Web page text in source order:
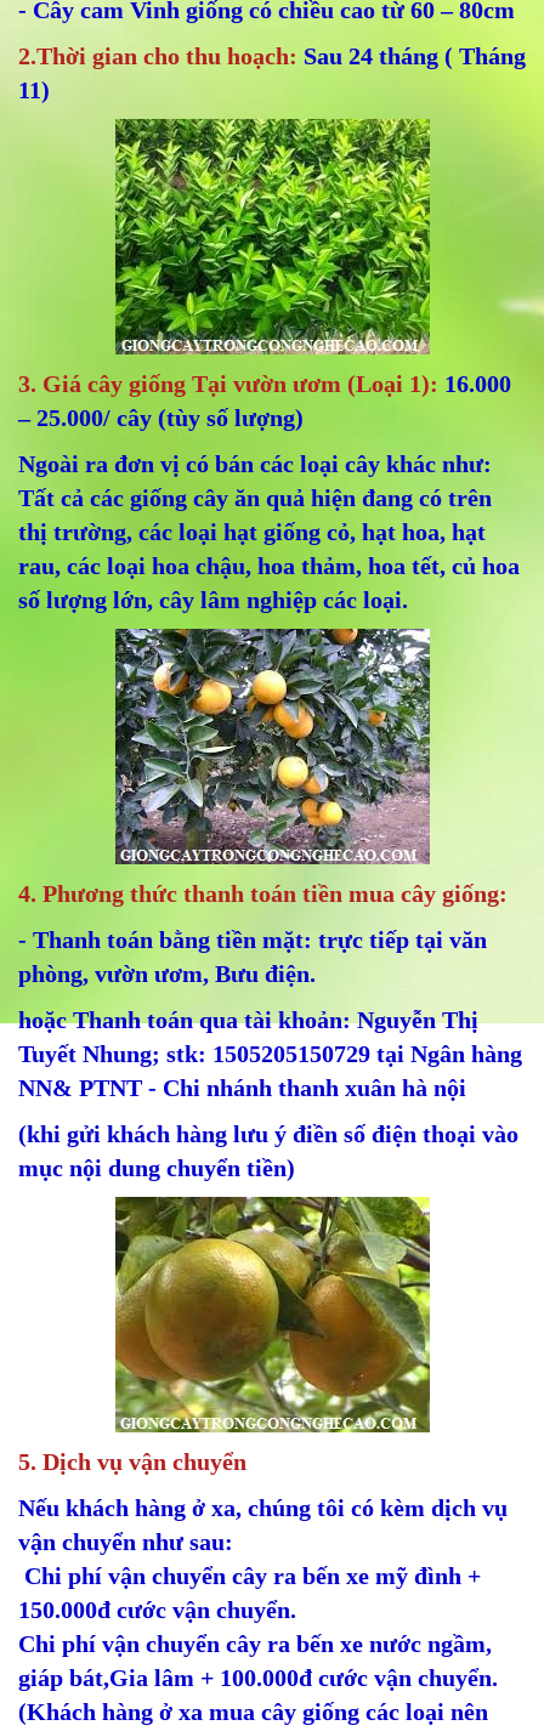
- Cây cam Vinh giống có chiều cao từ 60 – 80cm
2.Thời gian cho thu hoạch: Sau 24 tháng ( Tháng
11)
3. Giá cây giống Tại vườn ươm (Loại 1): 16.000
– 25.000/ cây (tùy số lượng)
Ngoài ra đơn vị có bán các loại cây khác như:
Tất cả các giống cây ăn quả hiện đang có trên
thị trường, các loại hạt giống cỏ, hạt hoa, hạt
rau, các loại hoa chậu, hoa thảm, hoa tết, củ hoa
số lượng lớn, cây lâm nghiệp các loại.
4. Phương thức thanh toán tiền mua cây giống:
- Thanh toán bằng tiền mặt: trực tiếp tại văn
phòng, vườn ươm, Bưu điện.
hoặc Thanh toán qua tài khoản: Nguyễn Thị
Tuyết Nhung; stk: 1505205150729 tại Ngân hàng
NN& PTNT - Chi nhánh thanh xuân hà nội
(khi gửi khách hàng lưu ý điền số điện thoại vào
mục nội dung chuyển tiền)
5. Dịch vụ vận chuyển
Nếu khách hàng ở xa, chúng tôi có kèm dịch vụ
vận chuyển như sau:
Chi phí vận chuyển cây ra bến xe mỹ đình +
150.000đ cước vận chuyển.
Chi phí vận chuyển cây ra bến xe nước ngầm,
giáp bát,Gia lâm + 100.000đ cước vận chuyển.
(Khách hàng ở xa mua cây giống các loại nên